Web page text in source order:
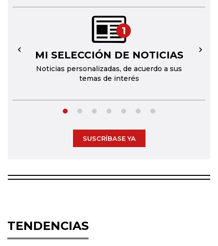
1
MI SELECCIÓN DE NOTICIAS
Noticias personalizadas, de acuerdo a sus
temas de interés
← →
SUSCRÍBASE YA
TENDENCIAS